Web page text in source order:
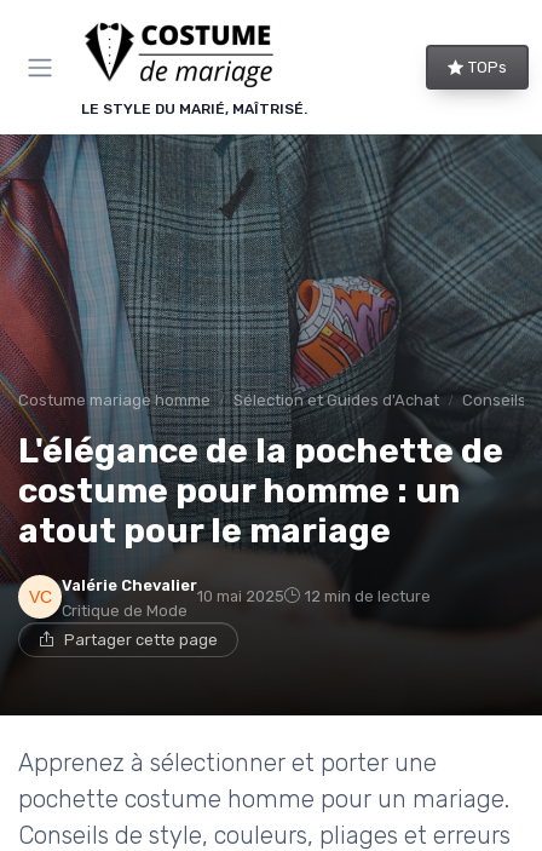
LE STYLE DU MARIÉ, MAÎTRISÉ.
TOPs
Costume mariage homme Sélection et Guides d'Achat Conseils
L'élégance de la pochette de
costume pour homme : un
atout pour le mariage
Valérie Chevalier
Critique de Mode
10 mai 2025 12 min de lecture
Partager cette page
Apprenez à sélectionner et porter une
pochette costume homme pour un mariage.
Conseils de style, couleurs, pliages et erreurs